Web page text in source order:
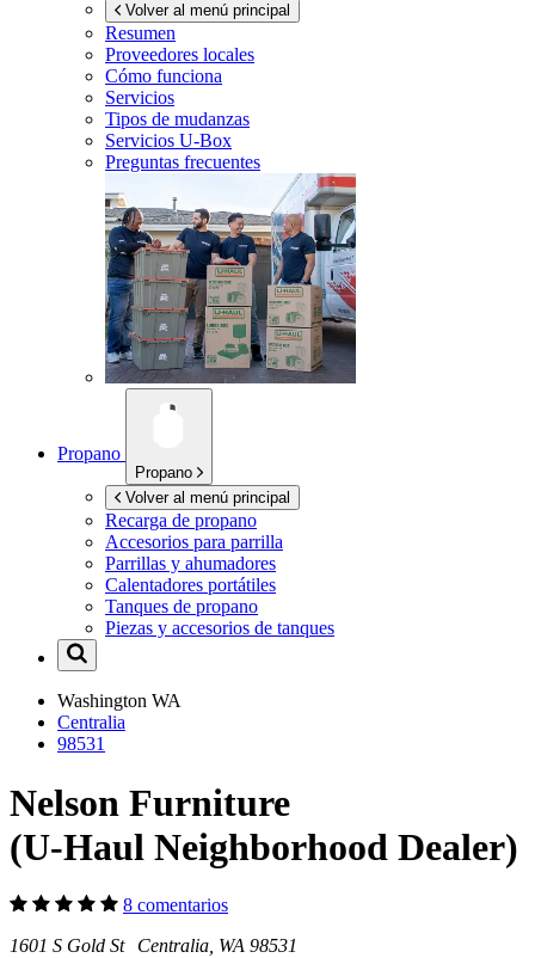
Volver al menú principal
Resumen
Proveedores locales
Cómo funciona
Servicios
Tipos de mudanzas
Servicios U-Box
Preguntas frecuentes
Propano
Propano
Volver al menú principal
Recarga de propano
Accesorios para parrilla
Parrillas y ahumadores
Calentadores portátiles
Tanques de propano
Piezas y accesorios de tanques
Washington WA
Centralia
98531
Nelson Furniture
(U-Haul Neighborhood Dealer)
8 comentarios
1601 S Gold St Centralia, WA 98531